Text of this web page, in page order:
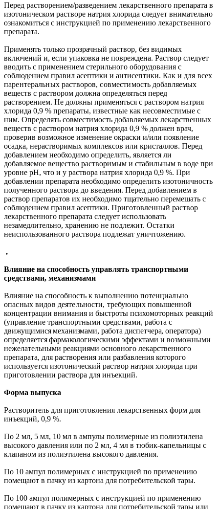
Перед растворением/разведением лекарственного препарата в
изотоническом растворе натрия хлорида следует внимательно
ознакомиться с инструкцией по применению лекарственного
препарата.
Применять только прозрачный раствор, без видимых
включений и, если упаковка не повреждена. Раствор следует
вводить с применением стерильного оборудования с
соблюдением правил асептики и антисептики. Как и для всех
парентеральных растворов, совместимость добавляемых
веществ с раствором должна определяться перед
растворением. Не должны применяться с раствором натрия
хлорида 0,9 % препараты, известные как несовместимые с
ним. Определять совместимость добавляемых лекарственных
веществ с раствором натрия хлорида 0,9 % должен врач,
проверив возможное изменение окраски и/или появление
осадка, нерастворимых комплексов или кристаллов. Перед
добавлением необходимо определить, является ли
добавляемое вещество растворимым и стабильным в воде при
уровне рН, что и у раствора натрия хлорида 0,9 %. При
добавлении препарата необходимо определить изотоничность
полученного раствора до введения. Перед добавлением в
раствор препаратов их необходимо тщательно перемешать с
соблюдением правил асептики. Приготовленный раствор
лекарственного препарата следует использовать
незамедлительно, хранению не подлежит. Остатки
неиспользованного раствора подлежат уничтожению.
,
Влияние на способность управлять транспортными
средствами, механизмами
Влияние на способность к выполнению потенциально
опасных видов деятельности, требующихповышенной
концентрации внимания и быстроты психомоторных реакций
(управление транспортными средствами, работа с
движущимися механизмами, работа диспетчера, оператора)
определяется фармакологическими эффектами и возможными
нежелательными реакциями основного лекарственного
препарата, для растворения или разбавления которого
используется изотонический раствор натрия хлорида при
приготовлении раствора для инъекций.
Форма выпуска
Растворитель для приготовления лекарственных форм для
инъекций, 0,9 %.
По 2 мл, 5 мл, 10 мл в ампулы полимерные из полиэтилена
высокого давления или по 2 мл, 4 мл в тюбик-капельницы с
клапаном из полиэтилена высокого давления.
По 10 ампул полимерных с инструкцией по применению
помещают в пачку из картона для потребительской тары.
По 100 ампул полимерных с инструкцией по применению
помещают в пачку из картона для потребительской тары или